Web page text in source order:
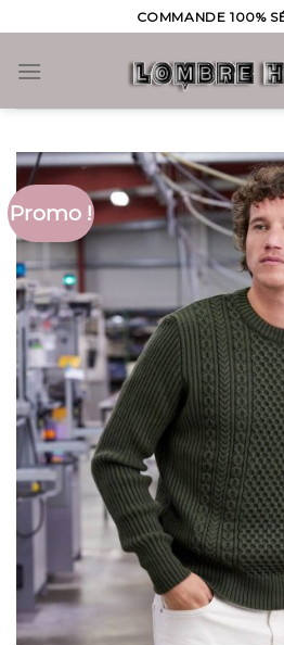
to
content
COMMANDE 100%
Promo !